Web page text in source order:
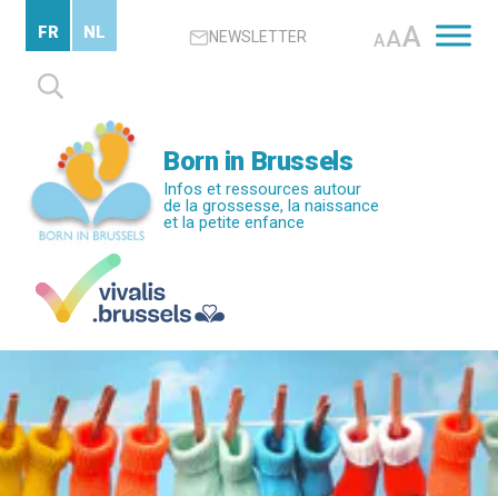
contenu
principal
NEWSLETTER AAA
Rechercher :
FR NL
Born in Brussels
Infos et ressources autour
de la grossesse, la naissance
et la petite enfance